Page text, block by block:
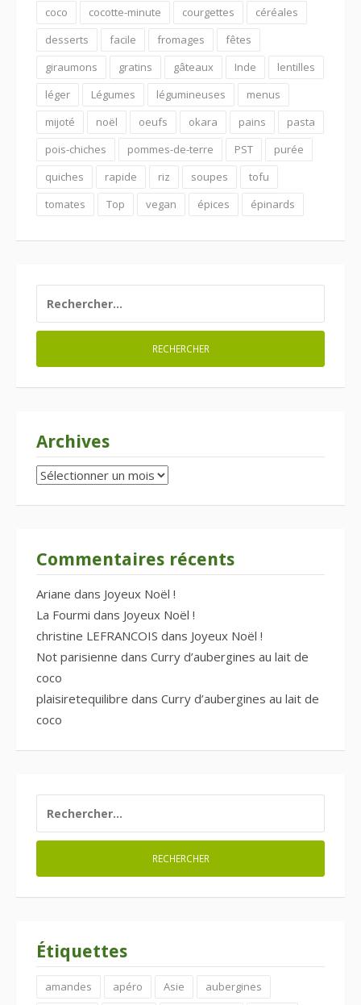
coco
cocotte-minute courgettes
céréales
desserts
facile fromages
fêtes
giraumons
gratins gâteaux Inde
lentilles
léger
Légumes légumineuses
menus
mijoté
noël oeufs okara pains
pasta
pois-chiches
pommes-de-terre PST
purée
quiches
rapide riz soupes
tofu
tomates
Top vegan épices épinards
Archives
Archives
Commentaires récents
Ariane dans Joyeux Noël !
La Fourmi dans Joyeux Noël !
christine LEFRANCOIS dans Joyeux Noël !
Not parisienne dans Curry d’aubergines au lait de
coco
plaisiretequilibre dans Curry d’aubergines au lait de
coco
Étiquettes
amandes apéro Asie
aubergines